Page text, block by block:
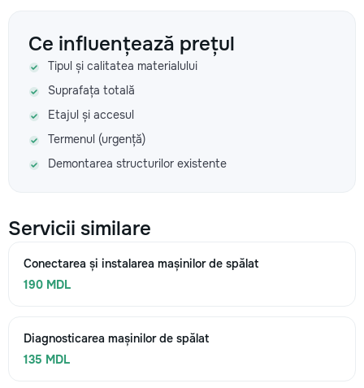
Ce influențează prețul
Tipul și calitatea materialului
Suprafața totală
Etajul și accesul
Termenul (urgență)
Demontarea structurilor existente
Servicii similare
Conectarea și instalarea mașinilor de spălat
190 MDL
Diagnosticarea mașinilor de spălat
135 MDL